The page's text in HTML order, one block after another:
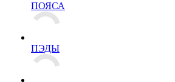
ПОЯСА
ПЭДЫ